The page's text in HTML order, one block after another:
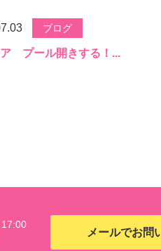
ブログ
プール開きする！...
メールでお問